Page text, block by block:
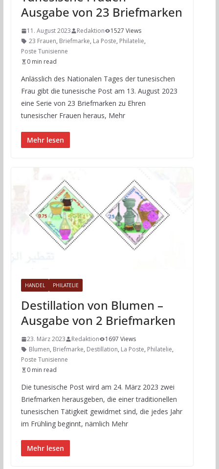
Ausgabe von 23 Briefmarken
11. August 2023 Redaktion
1527 Views
23 Frauen, Briefmarke, La Poste, Philatelie,
Poste Tunisienne
0 min read
Anlässlich des Nationalen Tages der tunesischen
Frau gibt die tunesische Post am 13. August 2023
eine Serie von 23 Briefmarken zu Ehren
tunesischer Frauen heraus, Mehr
Mehr lesen
HANDEL PHILATELIE
Destillation von Blumen –
Ausgabe von 2 Briefmarken
23. März 2023 Redaktion
1697 Views
Blumen, Briefmarke, Destillation, La Poste, Philatelie,
Poste Tunisienne
0 min read
Die tunesische Post wird am 24. März 2023 zwei
Briefmarken herausgeben, die einer traditionellen
tunesischen Tätigkeit gewidmet sind, die jedes Jahr
im Frühling beginnt, nämlich Mehr
Mehr lesen